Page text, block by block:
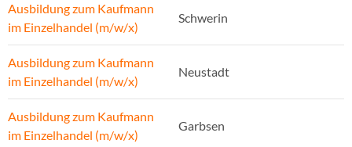
Ausbildung zum Kaufmann
im Einzelhandel (m/w/x)
Schwerin
Ausbildung zum Kaufmann
im Einzelhandel (m/w/x)
Neustadt
Ausbildung zum Kaufmann
im Einzelhandel (m/w/x)
Garbsen